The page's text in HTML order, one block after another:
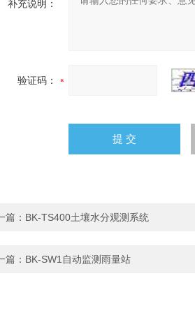
补充说明：
验证码：
篇： BK-TS400土壤水分观测系统
篇： BK-SW1自动监测雨量站